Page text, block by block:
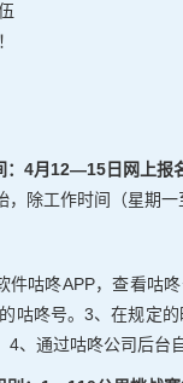
：4月12—15日网上报
，除工作时间（星期
件咕咚APP，查看咕
咕咚号。3、在规定
4、通过咕咚公司后台